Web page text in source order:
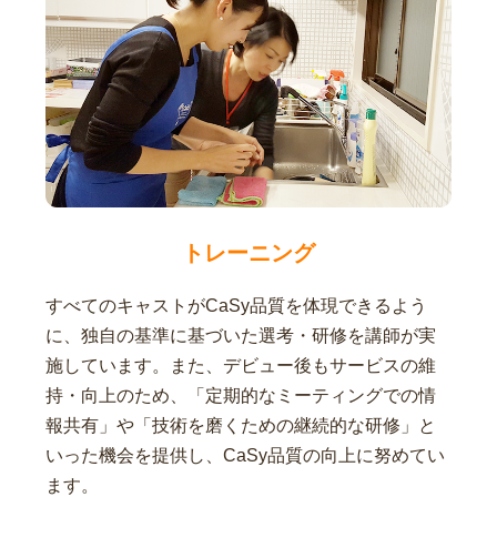
トレーニング
すべてのキャストがCaSy品質を体現できるよう
に、独自の基準に基づいた選考・研修を講師が実
施しています。また、デビュー後もサービスの維
持・向上のため、「定期的なミーティングでの情
報共有」や「技術を磨くための継続的な研修」と
いった機会を提供し、CaSy品質の向上に努めてい
ます。